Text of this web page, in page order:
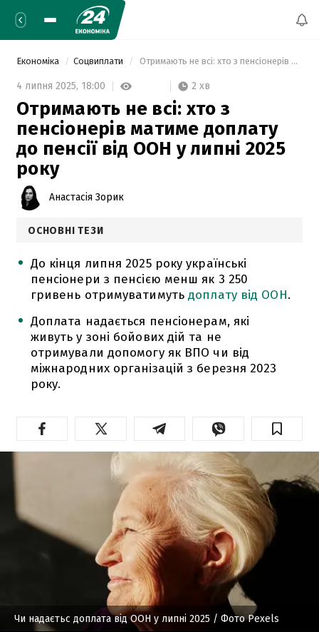
Економіка Соцвиплати Отримають не всі: хто з пенсіонерів матиме доплату до пенсії від ООН у липні 2025 року
4 липня 2025, 18:00 2 хв
Отримають не всі: хто з
пенсіонерів матиме доплату
до пенсії від ООН у липні 2025
року
Анастасія Зорик
ОСНОВНІ ТЕЗИ
До кінця липня 2025 року українські
пенсіонери з пенсією менш як 3 250
гривень отримуватимутьдоплату від ООН.
Доплата надається пенсіонерам, які
живуть у зоні бойових дій та не
отримували допомогу як ВПО чи від
міжнародних організацій з березня 2023
року.
Чи надаєтьс доплата від ООН у липні 2025 / Фото Pexels